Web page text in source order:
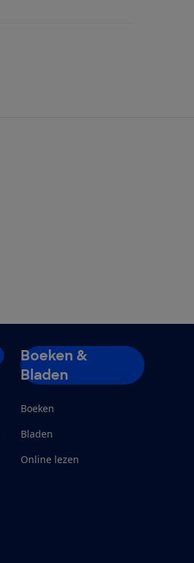
Boeken &
Bladen
Boeken
Bladen
Online lezen